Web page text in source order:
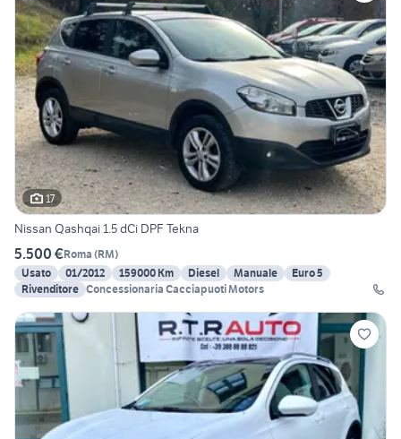
17
Nissan Qashqai 1.5 dCi DPF Tekna
5.500 €Roma (RM)
Usato
01/2012 159000 Km Diesel Manuale
Euro 5
Rivenditore Concessionaria Cacciapuoti Motors